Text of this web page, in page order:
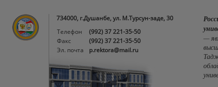
734000, г.Душанбе, ул. М.Турсун-заде, 30
Телефон
(992) 37 221-35-50
Факс
(992) 37 221-35-50
Эл. почта
p.rektora@mail.ru
—